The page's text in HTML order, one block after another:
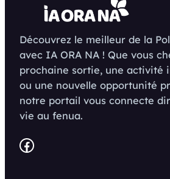
Découvrez le meilleur de la
avec IA ORA NA ! Que vous
prochaine sortie, une activité
ou une nouvelle opportunité
notre portail vous connecte
vie au fenua.
Facebook